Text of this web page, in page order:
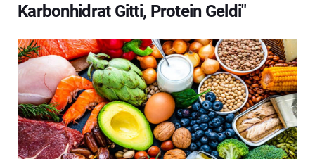
Karbonhidrat Gitti, Protein Geldi"